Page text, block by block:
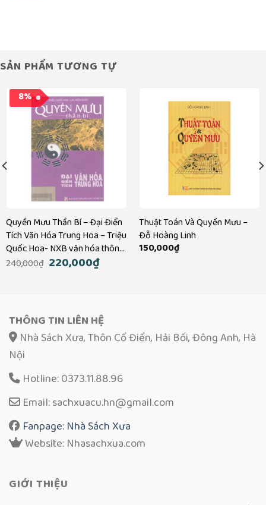
SẢN PHẨM TƯƠNG TỰ
Quyền Mưu Thần Bí – Đại Điển
Tích Văn Hóa Trung Hoa – Triệu
Quốc Hoa- NXB văn hóa thông
tin – 430 trang
240,000₫ Giá
gốc
220,000₫Giá
hiện
8%
Thuật Toán Và Quyền Mưu –
Đỗ Hoàng Linh
150,000₫
THÔNG TIN LIÊN HỆ
Nhà Sách Xưa, Thôn Cổ Điển, Hải Bối, Đông Anh, Hà
Nội
Hotline: 0373.11.88.96
Email: sachxuacu.hn@gmail.com
Fanpage: Nhà Sách Xưa
Website: Nhasachxua.com
GIỚI THIỆU